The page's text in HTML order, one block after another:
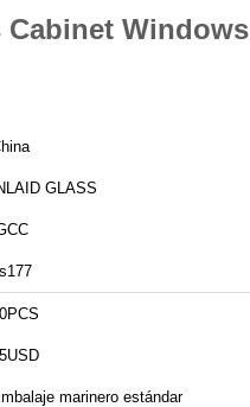
Cabinet Windows
GLASS
marinero estándar